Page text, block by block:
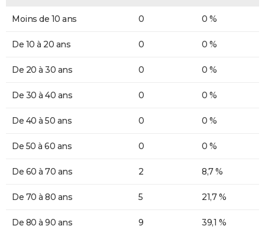
Moins de 10 ans 0 0 %
De 10 à 20 ans 0 0 %
De 20 à 30 ans 0 0 %
De 30 à 40 ans 0 0 %
De 40 à 50 ans 0 0 %
De 50 à 60 ans 0 0 %
De 60 à 70 ans 2 8,7 %
De 70 à 80 ans 5 21,7 %
De 80 à 90 ans 9 39,1 %